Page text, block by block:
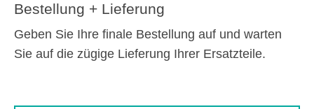
Bestellung + Lieferung
Geben Sie Ihre finale Bestellung auf und warten
Sie auf die zügige Lieferung Ihrer Ersatzteile.